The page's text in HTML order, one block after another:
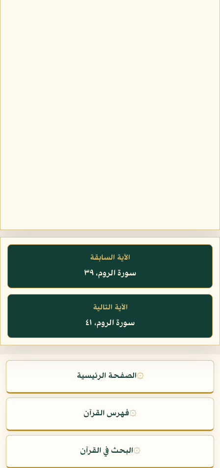
الآية السابقة
سورة الروم، ٣٩
الآية التالية
سورة الروم، ٤١
۞الصفحة الرئيسية
۞فهرس القرآن
۞البحث في القرآن